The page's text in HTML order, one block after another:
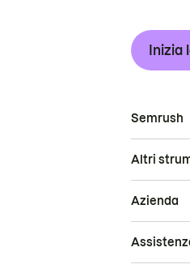
Inizia
Semrush
Altri
Azienda